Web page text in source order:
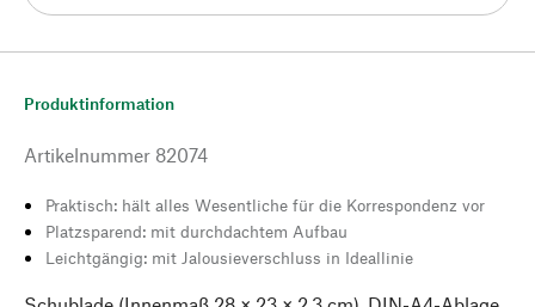
Produktinformation
Artikelnummer 82074
Praktisch: hält alles Wesentliche für die Korrespondenz vor
Platzsparend: mit durchdachtem Aufbau
Leichtgängig: mit Jalousieverschluss in Ideallinie